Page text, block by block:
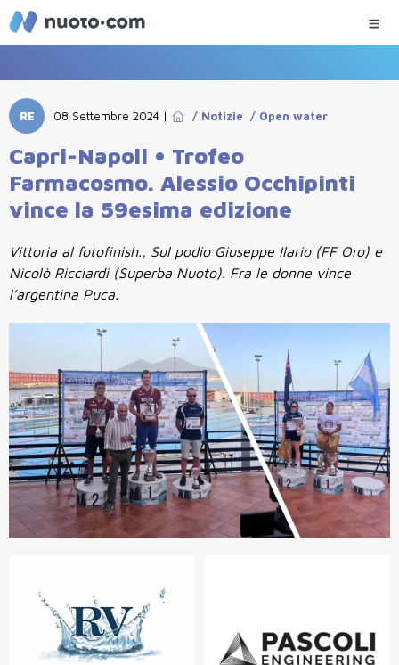
RE 08 Settembre 2024 | / Notizie / Open water
Capri-Napoli • Trofeo
Farmacosmo. Alessio Occhipinti
vince la 59esima edizione
Vittoria al fotofinish., Sul podio Giuseppe Ilario (FF Oro) e
Nicolò Ricciardi (Superba Nuoto). Fra le donne vince
l’argentina Puca.